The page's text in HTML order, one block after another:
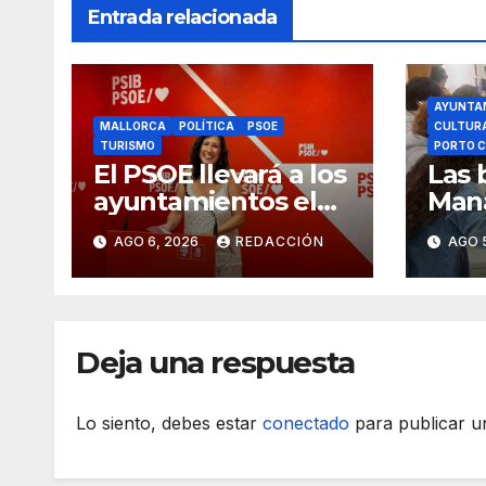
Entrada relacionada
MALLORCA POLÍTICA
PSOE
TURISMO
El PSOE llevará a los
ayuntamientos el
cambio de modelo
turístico y de
vivienda
AGO 6, 2026 REDACCIÓN
PORTO
Las
AGO
Deja una respuesta
Lo siento, debes estar conectado para publicar